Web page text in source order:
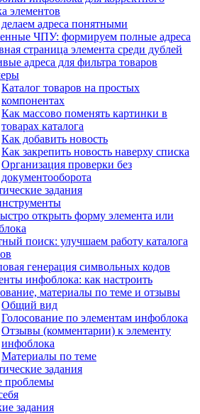
элементов
адреса понятными
ЧПУ: формируем полные адреса
страница элемента среди дублей
адреса для фильтра товаров
Каталог товаров на простых
компонентах
Как массово поменять картинки в
товарах каталога
Как добавить новость
Как закрепить новость наверху списка
Организация проверки без
документооборота
задания
открыть форму элемента или
поиск: улучшаем работу каталога
генерация символьных кодов
инфоблока: как настроить
материалы по теме и отзывы
Общий вид
Голосование по элементам инфоблока
Отзывы (комментарии) к элементу
инфоблока
Материалы по теме
задания
проблемы
задания